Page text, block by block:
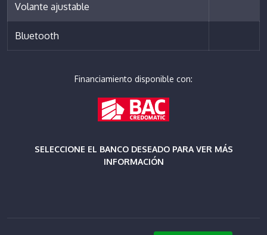
Volante ajustable
Bluetooth
Financiamiento disponible con:
SELECCIONE EL BANCO DESEADO PARA VER MÁS
INFORMACIÓN